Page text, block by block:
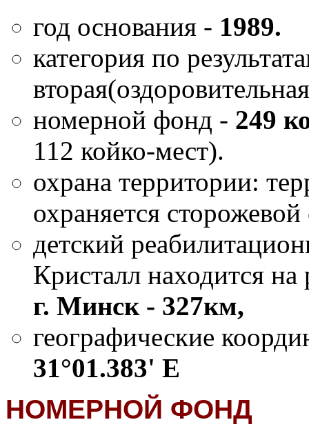
год основания - 1989.
категория по
номерной фонд - 249
112 койко-мест).
охрана территории:
охраняется
детский
Кристалл находится на
г. Минск - 327км,
географические
31°01.383' E
НОМЕРНОЙ ФОНД